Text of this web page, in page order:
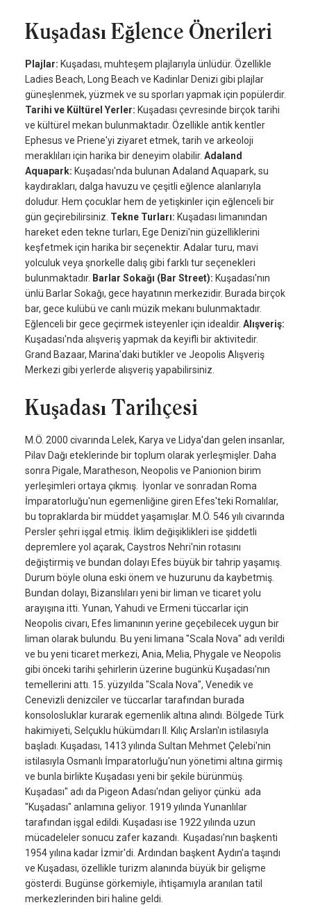
Kuşadası Eğlence Önerileri
Plajlar: Kuşadası, muhteşem plajlarıyla ünlüdür. Özellikle
Ladies Beach, Long Beach ve Kadinlar Denizi gibi plajlar
güneşlenmek, yüzmek ve su sporları yapmak için popülerdir.
Tarihi ve Kültürel Yerler: Kuşadası çevresinde birçok tarihi
ve kültürel mekan bulunmaktadır. Özellikle antik kentler
Ephesus ve Priene'yi ziyaret etmek, tarih ve arkeoloji
meraklıları için harika bir deneyim olabilir. Adaland
Aquapark: Kuşadası'nda bulunan Adaland Aquapark, su
kaydırakları, dalga havuzu ve çeşitli eğlence alanlarıyla
doludur. Hem çocuklar hem de yetişkinler için eğlenceli bir
gün geçirebilirsiniz. Tekne Turları: Kuşadası limanından
hareket eden tekne turları, Ege Denizi'nin güzelliklerini
keşfetmek için harika bir seçenektir. Adalar turu, mavi
yolculuk veya şnorkelle dalış gibi farklı tur seçenekleri
bulunmaktadır. Barlar Sokağı (Bar Street): Kuşadası'nın
ünlü Barlar Sokağı, gece hayatının merkezidir. Burada birçok
bar, gece kulübü ve canlı müzik mekanı bulunmaktadır.
Eğlenceli bir gece geçirmek isteyenler için idealdir. Alışveriş:
Kuşadası'nda alışveriş yapmak da keyifli bir aktivitedir.
Grand Bazaar, Marina'daki butikler ve Jeopolis Alışveriş
Merkezi gibi yerlerde alışveriş yapabilirsiniz.
Kuşadası Tarihçesi
M.Ö. 2000 civarında Lelek, Karya ve Lidya'dan gelen insanlar,
Pilav Dağı eteklerinde bir toplum olarak yerleşmişler. Daha
sonra Pigale, Maratheson, Neopolis ve Panionion birim
yerleşimleri ortaya çıkmış. İyonlar ve sonradan Roma
İmparatorluğu'nun egemenliğine giren Efes'teki Romalılar,
bu topraklarda bir müddet yaşamışlar. M.Ö. 546 yılı civarında
Persler şehri işgal etmiş. İklim değişiklikleri ise şiddetli
depremlere yol açarak, Caystros Nehri'nin rotasını
değiştirmiş ve bundan dolayı Efes büyük bir tahrip yaşamış.
Durum böyle oluna eski önem ve huzurunu da kaybetmiş.
Bundan dolayı, Bizanslıları yeni bir liman ve ticaret yolu
arayışına itti. Yunan, Yahudi ve Ermeni tüccarlar için
Neopolis civarı, Efes limanının yerine geçebilecek uygun bir
liman olarak bulundu. Bu yeni limana "Scala Nova" adı verildi
ve bu yeni ticaret merkezi, Ania, Melia, Phygale ve Neopolis
gibi önceki tarihi şehirlerin üzerine bugünkü Kuşadası'nın
temellerini attı. 15. yüzyılda "Scala Nova", Venedik ve
Cenevizli denizciler ve tüccarlar tarafından burada
konsolosluklar kurarak egemenlik altına alındı. Bölgede Türk
hakimiyeti, Selçuklu hükümdarı II. Kılıç Arslan'ın istilasıyla
başladı. Kuşadası, 1413 yılında Sultan Mehmet Çelebi'nin
istilasıyla Osmanlı İmparatorluğu'nun yönetimi altına girmiş
ve bunla birlikte Kuşadası yeni bir şekile bürünmüş.
Kuşadası" adı da Pigeon Adası'ndan geliyor çünkü ada
"Kuşadası" anlamına geliyor. 1919 yılında Yunanlılar
tarafından işgal edildi. Kuşadası ise 1922 yılında uzun
mücadeleler sonucu zafer kazandı. Kuşadası'nın başkenti
1954 yılına kadar İzmir'di. Ardından başkent Aydın'a taşındı
ve Kuşadası, özellikle turizm alanında büyük bir gelişme
gösterdi. Bugünse görkemiyle, ihtişamıyla aranılan tatil
merkezlerinden biri haline geldi.